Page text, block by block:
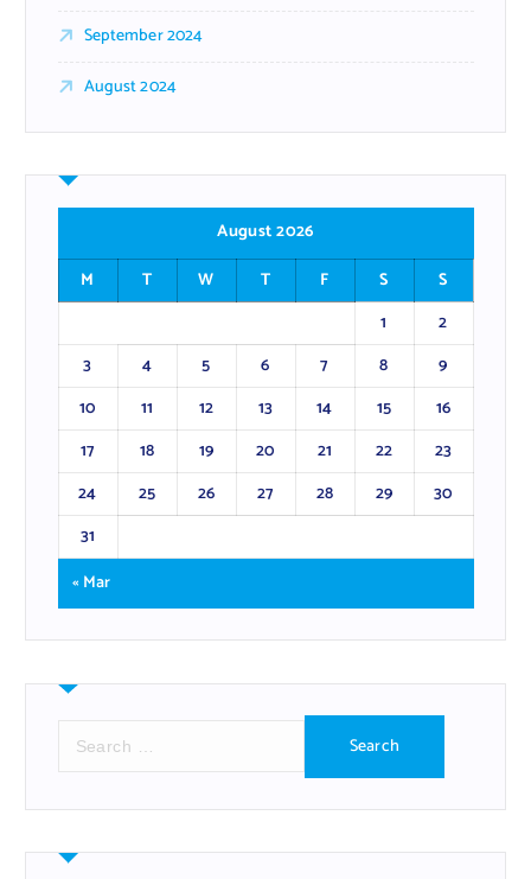
September 2024
August 2024
August 2026
M
T W T F S
S
1
2
3
4 5 6 7 8
9
10
11 12 13 14 15
16
17
18 19 20 21 22
23
24
25 26 27 28 29
30
31
« Mar
r
h